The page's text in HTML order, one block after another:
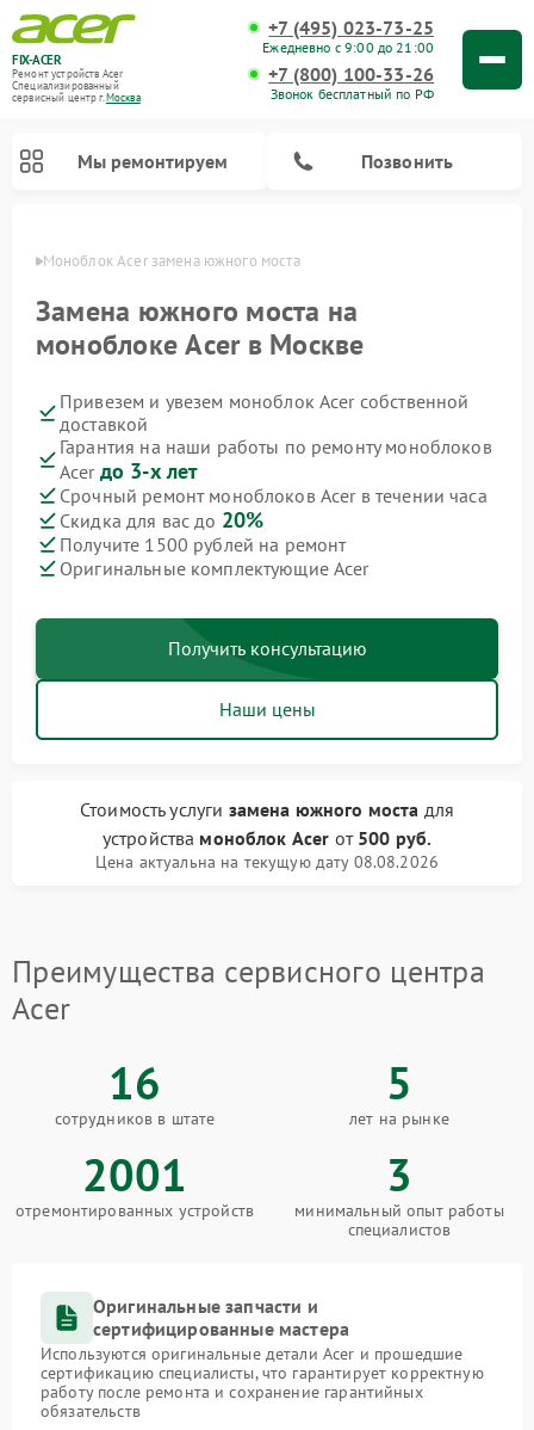
FIX-ACER
Ремонт устройств Acer
Специализированный
cервисный центр г.Москва
+7 (495) 023-73-25
Ежедневно с 9:00 до 21:00
+7 (800) 100-33-26
Звонок бесплатный по РФ
Мы ремонтируем Позвонить
Моноблок Acer замена южного моста
Замена южного моста на
моноблоке Acer в Москве
Привезем и увезем моноблок Acer собственной
доставкой
Гарантия на наши работы по ремонту моноблоков
Acer до 3-х лет
Срочный ремонт моноблоков Acer в течении часа
Скидка для вас до 20%
Получите 1500 рублей на ремонт
Оригинальные комплектующие Acer
Получить консультацию
Наши цены
Стоимость услуги замена южного моста для
устройства моноблок Acer от 500 руб.
Цена актуальна на текущую дату 08.08.2026
Преимущества сервисного центра
Acer
16
сотрудников в штате
5
лет на рынке
2001
отремонтированных устройств
3
минимальный опыт работы
специалистов
Оригинальные запчасти и
сертифицированные мастера
Используются оригинальные детали Acer и прошедшие
сертификацию специалисты, что гарантирует корректную
работу после ремонта и сохранение гарантийных
обязательств